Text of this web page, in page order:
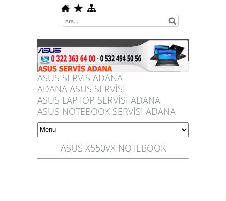
ASUS SERVİS ADANA
ADANA ASUS SERVİSİ
ASUS LAPTOP SERVİSİ ADANA
ASUS NOTEBOOK SERVİSİ ADANA
ASUS X550VX NOTEBOOK